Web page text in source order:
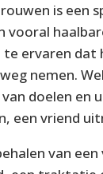
is een
vooral
te ervaren
nemen.
doelen en
een vriend
van